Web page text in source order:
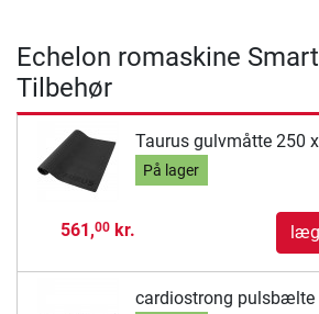
Echelon romaskine
Tilbehør
Taurus gulvmåtte 250
På lager
561,00kr.
cardiostrong pulsbælte